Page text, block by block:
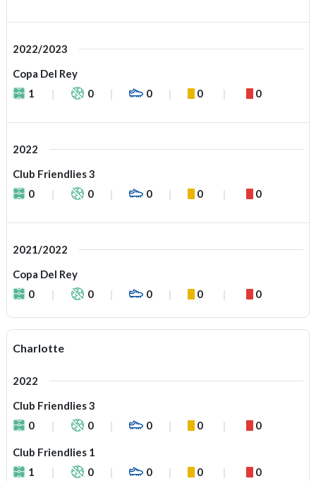
2022/2023
Copa Del Rey
1
0 0 0 0
2022
Club Friendlies 3
0
0 0 0 0
2021/2022
Copa Del Rey
0
0 0 0 0
Charlotte
2022
Club Friendlies 3
0
0 0 0 0
Club Friendlies 1
1
0 0 0 0